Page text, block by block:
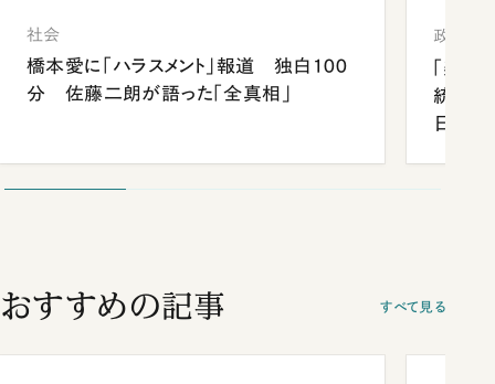
社会
橋本愛に「ハラスメント」報道 独白100
分 佐藤二朗が語った「全真相」
政治
「楽し
統領と
日米
おすすめの記事 すべて見る